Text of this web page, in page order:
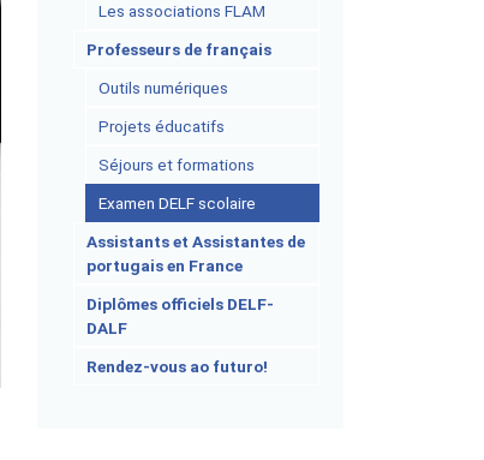
Les associations FLAM
Professeurs de français
Outils numériques
Projets éducatifs
Séjours et formations
Examen DELF scolaire
Assistants et Assistantes de
portugais en France
Diplômes officiels DELF-
DALF
Rendez-vous ao futuro!